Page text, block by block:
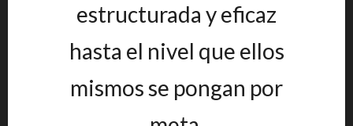
estructurada y eficaz
hasta el nivel que ellos
mismos se pongan por